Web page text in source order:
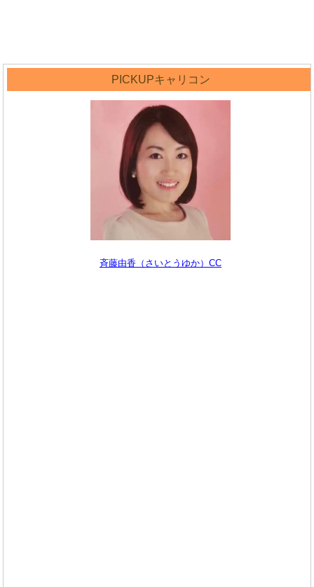
PICKUPキャリコン
斉藤由香（さいとうゆか）CC